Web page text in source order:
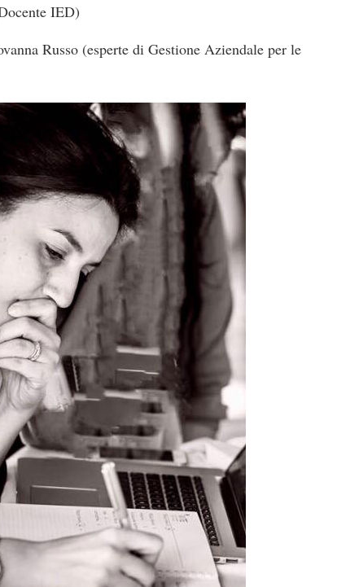
IED)
Russo (esperte di Gestione Aziendale per le